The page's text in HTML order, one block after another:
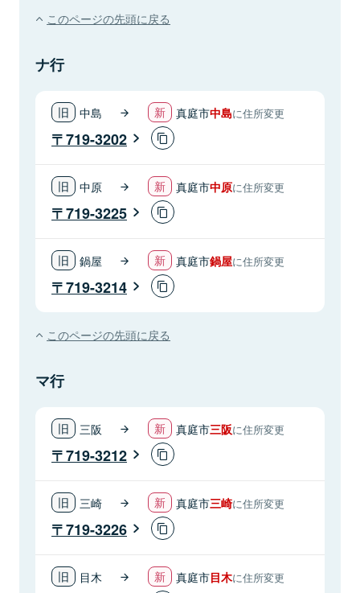
このページの先頭に戻る
ナ行
中島 真庭市中島に住所変更
719-3202
中原 真庭市中原に住所変更
719-3225
鍋屋 真庭市鍋屋に住所変更
719-3214
このページの先頭に戻る
マ行
三阪 真庭市三阪に住所変更
719-3212
三崎 真庭市三崎に住所変更
719-3226
目木 真庭市目木に住所変更